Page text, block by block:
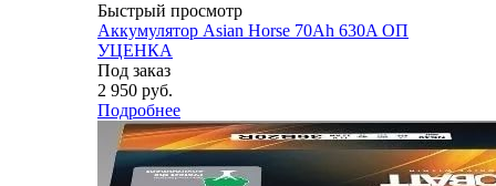
Быстрый просмотр
Аккумулятор Asian Horse 70Ah 630A ОП
УЦЕНКА
Под заказ
2 950 руб.
Подробнее